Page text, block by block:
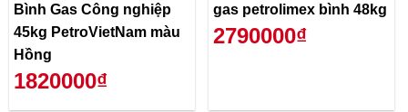
Bình Gas Công nghiệp
45kg PetroVietNam màu
Hồng
1820000₫
gas petrolimex bình 48kg
2790000₫